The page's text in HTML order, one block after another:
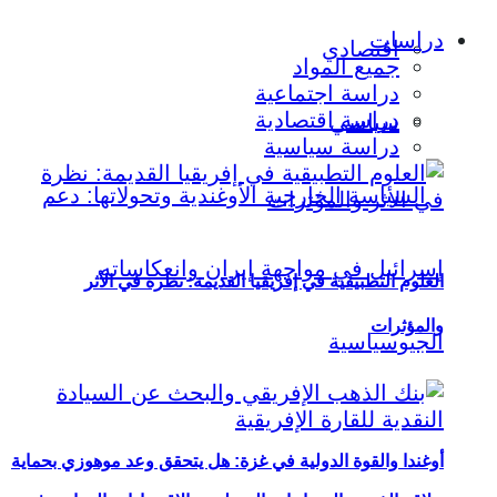
اقتصادي
سياسي
أوغندا والقوة الدولية في غزة: هل يتحقق وعد موهوزي بحماية
دراسات
جميع المواد
دراسة اجتماعية
دراسة اقتصادية
دراسة سياسية
العلوم التطبيقية في إفريقيا القديمة: نظرة في الأثر
والمؤثرات